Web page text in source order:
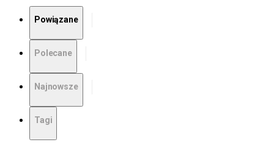
Powiązane
Polecane
Najnowsze
Tagi